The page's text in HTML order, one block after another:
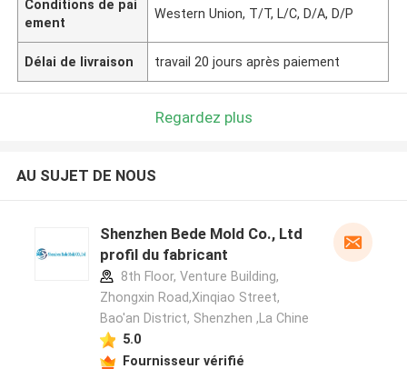
Conditions de pai
ement
Western Union, T/T, L/C, D/A, D/P
Délai de livraison travail 20 jours après paiement
Regardez plus
AU SUJET DE NOUS
Shenzhen Bede Mold Co., Ltd
profil du fabricant
8th Floor, Venture Building,
Zhongxin Road,Xinqiao Street,
Bao'an District, Shenzhen ,La Chine
5.0
Fournisseur vérifié